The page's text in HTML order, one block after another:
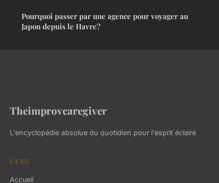
Pourquoi passer par une agence pour voyager au
Japon depuis le Havre?
Theimprovcaregiver
L'encyclopédie absolue du quotidien pour l'esprit éclairé
LIENS
Accueil